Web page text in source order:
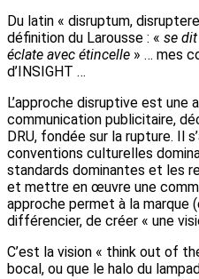
Du latin « disruptum,
définition du Larousse : « se
éclate avec étincelle » … mes
d’INSIGHT …
L’approche disruptive est
communication publicitaire,
DRU, fondée sur la rupture. Il
conventions culturelles
standards dominantes et les
et mettre en œuvre une
approche permet à la marque
différencier, de créer « une
C’est la vision « think out of
bocal, ou que le halo du